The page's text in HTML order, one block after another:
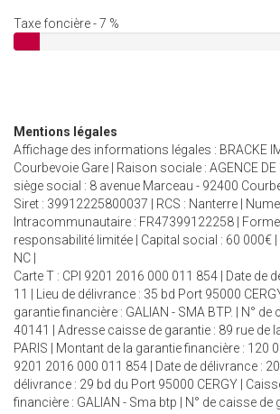
Taxe foncière - 7 %
Mentions légales
Affichage des informations légales : BRACKE
Courbevoie Gare | Raison sociale : AGENCE DE
siège social : 8 avenue Marceau - 92400
Siret : 39912225800037 | RCS : Nanterre |
Intracommunautaire : FR47399122258 |
responsabilité limitée | Capital social : 60 000€ |
NC |
Carte T : CPI 9201 2016 000 011 854 | Date de
11 | Lieu de délivrance : 35 bd Port 95000
garantie financière : GALIAN - SMA BTP. | N° de
40141 | Adresse caisse de garantie : 89 rue de
PARIS | Montant de la garantie financière : 120
9201 2016 000 011 854 | Date de délivrance :
délivrance : 29 bd du Port 95000 CERGY |
financière : GALIAN - Sma btp | N° de caisse de